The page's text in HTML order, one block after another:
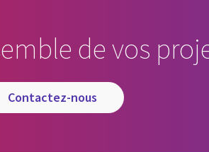
de vos
contactez-nous